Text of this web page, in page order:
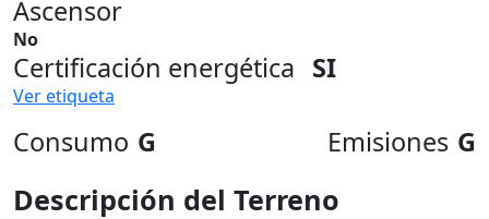
Ascensor
No
Certificación energética SI
Ver etiqueta
Consumo G Emisiones G
Descripción del Terreno